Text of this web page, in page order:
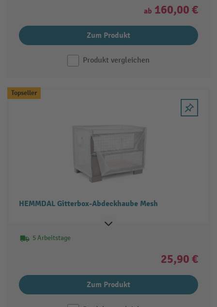
ab 160,00 €
Zum Produkt
Produkt vergleichen
Topseller
HEMMDAL Gitterbox-Abdeckhaube Mesh
5 Arbeitstage
25,90 €
Zum Produkt